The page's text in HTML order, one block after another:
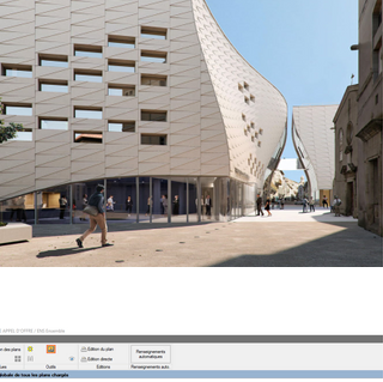
Neuf
Nature du projet